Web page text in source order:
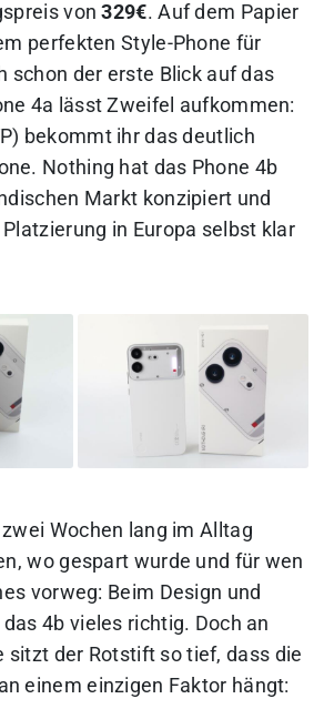
von329€. Auf dem Papier
perfekten Style-Phone für
schon der erste Blick auf das
4a lässt Zweifel aufkommen:
bekommt ihr das deutlich
Nothing hat das Phone 4b
Markt konzipiert und
in Europa selbst klar
Wochen lang im Alltag
wo gespart wurde und für wen
vorweg: Beim Design und
4b vieles richtig. Doch an
sitzt der Rotstift so tief, dass die
einem einzigen Faktor hängt: